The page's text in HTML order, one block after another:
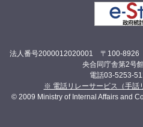
法人番号2000012020001 〒100-
央合同庁舎第2号
電話03-5253-
※ 電話リレーサービス（手話
© 2009 Ministry of Internal Affairs and